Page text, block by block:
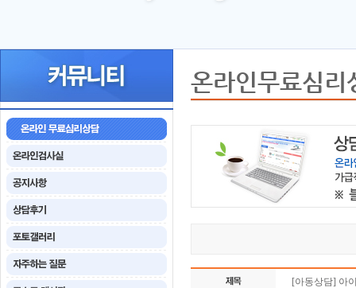
온라인무료심리
[아동상담] 아